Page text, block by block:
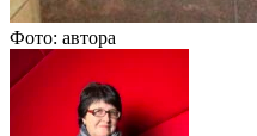
Фото: автора